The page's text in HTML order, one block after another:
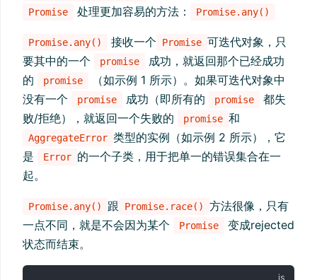
Promise 处理更加容易的方法： Promise.any()
Promise.any() 接收一个 Promise 可迭代对象，只
要其中的一个
promise
成功，就返回那个已经成功
的
promise
（如示例 1 所示）。如果可迭代对象中
没有一个
promise 成功（即所有的 promise
都失
败/拒绝），就返回一个失败的
promise 和
AggregateError 类型的实例（如示例 2 所示），它
是
Error 的一个子类，用于把单一的错误集合在一
起。
Promise.any() 跟 Promise.race()
方法很像，只有
一点不同，就是不会因为某个
Promise
变成rejected
状态而结束。